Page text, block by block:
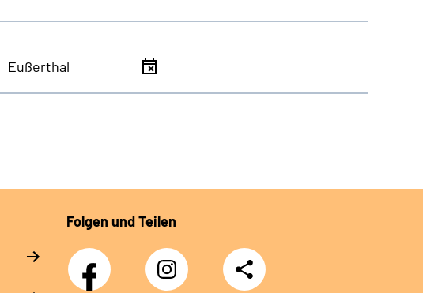
Eußerthal
Folgen und Teilen
Facebook
Instagram
DRV
Nachwuchskräfte
Teilen